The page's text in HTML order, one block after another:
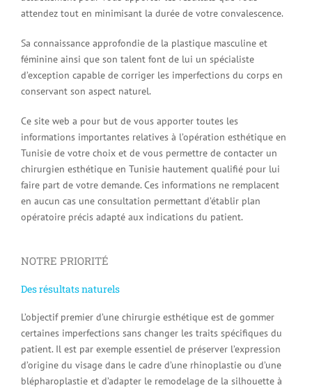
attendez tout en minimisant la durée de votre convalescence.
Sa connaissance approfondie de la plastique masculine et
féminine ainsi que son talent font de lui un spécialiste
d’exception capable de corriger les imperfections du corps en
conservant son aspect naturel.
Ce site web a pour but de vous apporter toutes les
informations importantes relatives à l’opération esthétique en
Tunisie de votre choix et de vous permettre de contacter un
chirurgien esthétique en Tunisie hautement qualifié pour lui
faire part de votre demande. Ces informations ne remplacent
en aucun cas une consultation permettant d’établir plan
opératoire précis adapté aux indications du patient.
NOTRE PRIORITÉ
Des résultats naturels
L’objectif premier d’une chirurgie esthétique est de gommer
certaines imperfections sans changer les traits spécifiques du
patient. Il est par exemple essentiel de préserver l’expression
d’origine du visage dans le cadre d’une rhinoplastie ou d’une
blépharoplastie et d’adapter le remodelage de la silhouette à